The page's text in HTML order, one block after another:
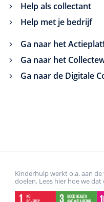
Help als collectant
Help met je bedrijf
Ga naar het
Ga naar het
Ga naar de Digitale
Kinderhulp werkt o.a. aan de
doelen. Lees hier hoe we dat